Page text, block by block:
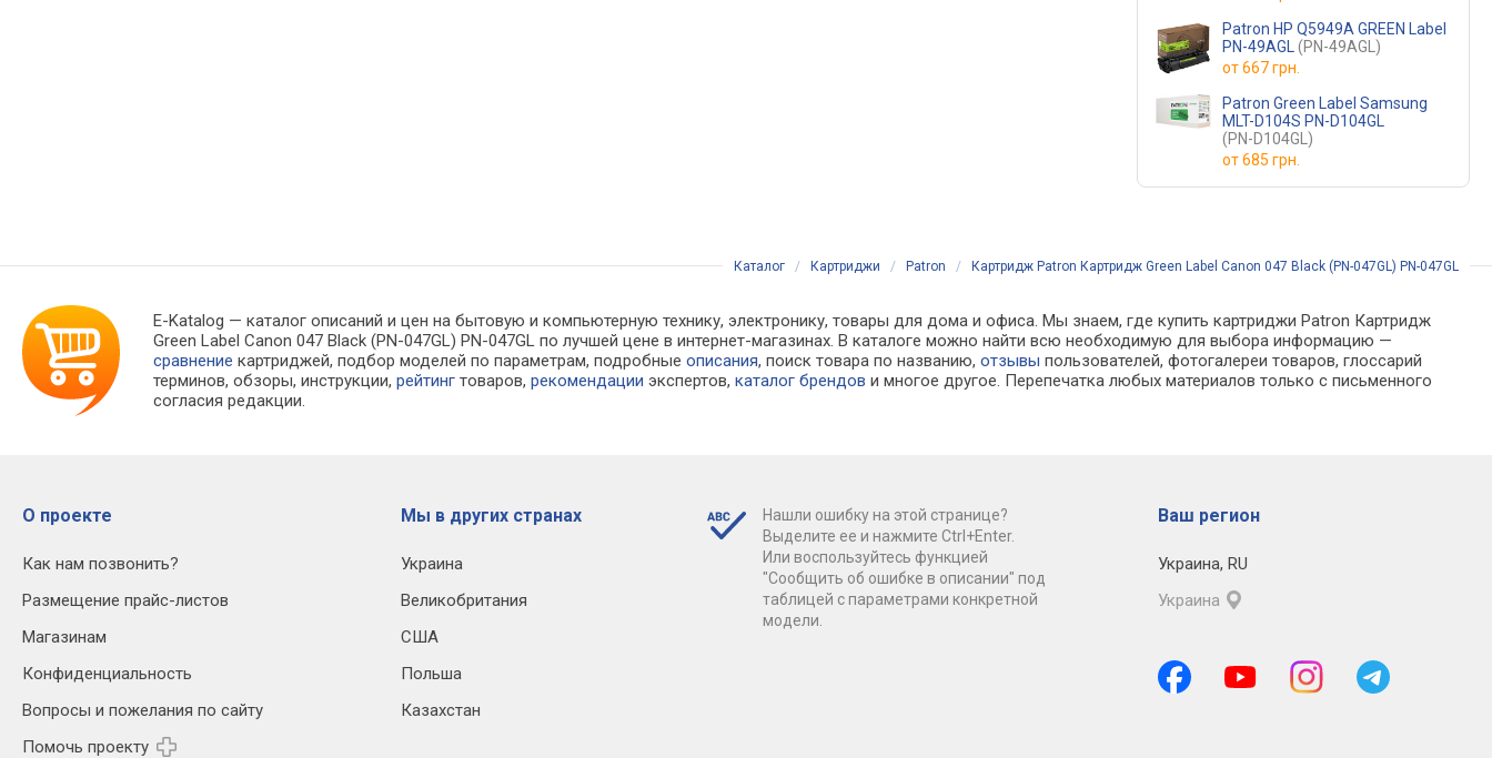
Patron HP Q5949A GREEN Label
PN-49AGL (PN-49AGL)
от667 грн.
Patron Green Label Samsung
MLT-D104S PN-D104GL
(PN-D104GL)
от685 грн.
Каталог / Картриджи / Patron / Картридж Patron Картридж Green Label Canon 047 Black (PN-047GL) PN-047GL
E-Katalog — каталог описаний и цен на бытовую и компьютерную технику, электронику, товары для дома и офиса. Мы знаем, где купить картриджи Patron Картридж
Green Label Canon 047 Black (PN-047GL) PN-047GL по лучшей цене в интернет-магазинах. В каталоге можно найти всю необходимую для выбора информацию —
сравнение картриджей, подбор моделей по параметрам, подробныеописания, поиск товара по названию,отзывы пользователей, фотогалереи товаров, глоссарий
терминов, обзоры, инструкции,рейтинг товаров,рекомендации экспертов,каталог брендов и многое другое. Перепечатка любых материалов только с письменного
согласия редакции.
О проекте
Как нам позвонить?
Размещение прайс-листов
Магазинам
Конфиденциальность
Вопросы и пожелания по сайту
Помочь проекту
Мы в других странах
Украина
Великобритания
США
Польша
Казахстан
Нашли ошибку на этой странице?
Выделите ее и нажмите Ctrl+Enter.
Или воспользуйтесь функцией
"Сообщить об ошибке в описании" под
таблицей с параметрами конкретной
модели.
Ваш регион
Украина, RU
Украина